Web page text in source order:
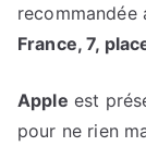
recommandée
France, 7,
Apple est
pour ne rien